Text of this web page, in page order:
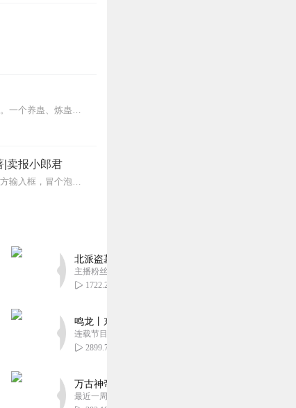
内容简介【黑暗文反派流封神之作】人是万物之灵，蛊是天地真精。一个穿越者不断重生的故事。一个养蛊、炼蛊、用蛊的奇特世界。配音组（男角色）老宝玉旁白...
|卖报小郎君
【冒泡有奖】听说杨千幻那厮要与我一较高下，我许七安要开始装叉了！快进入声音播放页戳下方输入框，冒个泡偷偷告诉我，我要用哪些诗词才能胜过他？说得好的，有赏！202...
北派盗墓笔记丨头陀渊出品丨悬疑灵异丨摸金校尉
主播粉丝1659万
1722.24万
鸣龙丨东方玄幻丨紫襟团队丨轻松搞笑丨多人有声
连载节目超五百集
2899.74万
万古神帝丨玄幻丨热血丨紫襟团队演播丨多人有声
最近一周更新